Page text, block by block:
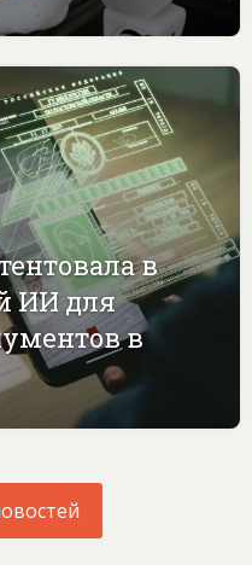
в
ИИ для
в